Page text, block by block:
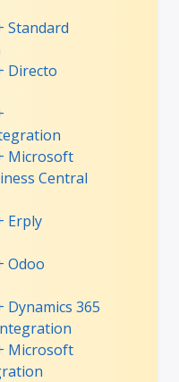
Standard
Directo
Microsoft
Central
Erply
Odoo
Dynamics 365
Microsoft